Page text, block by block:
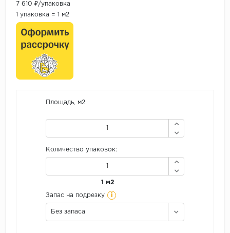
7 610 ₽/упаковка
1 упаковка = 1 м2
Площадь, м2
Количество упаковок:
1 м2
Запас на подрезку i
Без запаса